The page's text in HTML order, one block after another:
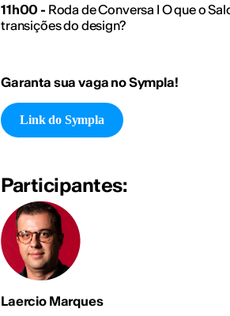
11h00 - Roda de Conversa I O que o
transições do design?
Garanta sua vaga no Sympla!
Link do Sympla
Participantes:
Laercio Marques